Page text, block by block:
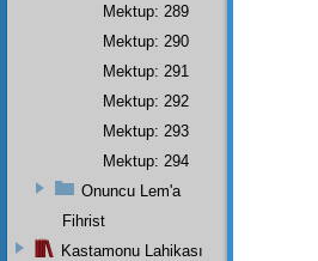
Mektup: 289
Mektup: 290
Mektup: 291
Mektup: 292
Mektup: 293
Mektup: 294
Onuncu Lem'a
Fihrist
Kastamonu Lahikası